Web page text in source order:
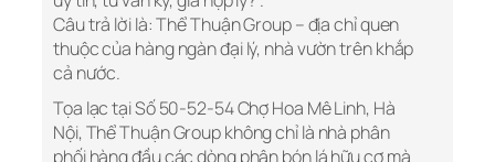
Câu trả lời là: Thể Thuận Group – địa chỉ quen
thuộc của hàng ngàn đại lý, nhà vườn trên khắp
cả nước.
Tọa lạc tại Số 50-52-54 Chợ Hoa Mê Linh, Hà
Nội, Thể Thuận Group không chỉ là nhà phân
phối hàng đầu các dòng phân bón lá hữu cơ mà